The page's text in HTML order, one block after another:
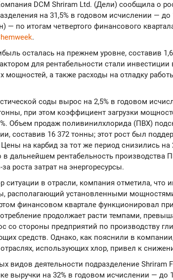
DCM Shriram Ltd. (Дели) сообщила о
на 31,5% в годовом исчислении —
— по итогам четвертого финансового
.
осталась на прежнем уровне, составив
для рентабельности стали инвестиции
мощностей, а также расходы на отладку
соды вырос на 2,5% в годовом
при этом коэффициент загрузки
Объем продаж поливинилхлорида (ПВХ)
составив 16 372 тонны; этот рост был
на карбид за тот же период снизились на
в дальнейшем рентабельность производства
роста затрат на энергоресурсы.
ситуации в отрасли, компания отметила, что
располагающий установленными
финансовом квартале функционировал
продолжает расти темпами,
со стороны предприятий по производству
средств. Однако, как пояснили в
использующих хлор, привел к
видов деятельности подразделение Shriram
выручки на 32% в годовом исчислении — до